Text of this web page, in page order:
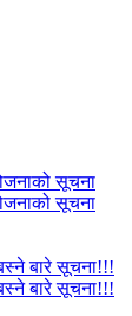
सूचना
सूचना
बारे सूचना!!!
बारे सूचना!!!